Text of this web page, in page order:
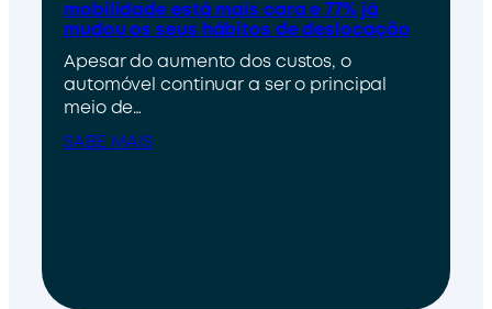
mobilidade está mais cara e 77% já
mudou os seus hábitos de deslocação
Apesar do aumento dos custos, o
automóvel continuar a ser o principal
meio de…
SABE MAIS